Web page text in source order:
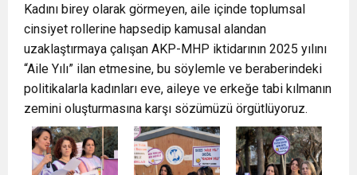
Kadını birey olarak görmeyen, aile içinde toplumsal
cinsiyet rollerine hapsedip kamusal alandan
uzaklaştırmaya çalışan AKP-MHP iktidarının 2025 yılını
“Aile Yılı” ilan etmesine, bu söylemle ve beraberindeki
politikalarla kadınları eve, aileye ve erkeğe tabi kılmanın
zemini oluşturmasına karşı sözümüzü örgütlüyoruz.